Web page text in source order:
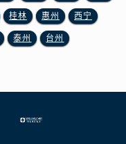
江西省宜春市袁州区中山中路宝玑售后服务中心（需提前预约）
桂林 惠州 西宁
泰州 台州